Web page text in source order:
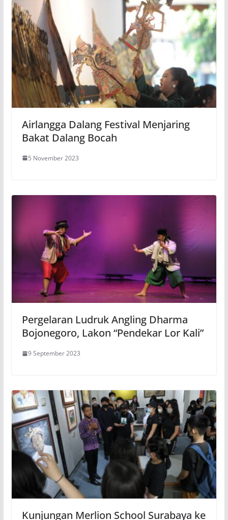
Airlangga Dalang Festival Menjaring
Bakat Dalang Bocah
5 November 2023
Pergelaran Ludruk Angling Dharma
Bojonegoro, Lakon “Pendekar Lor Kali”
9 September 2023
Kunjungan Merlion School Surabaya ke